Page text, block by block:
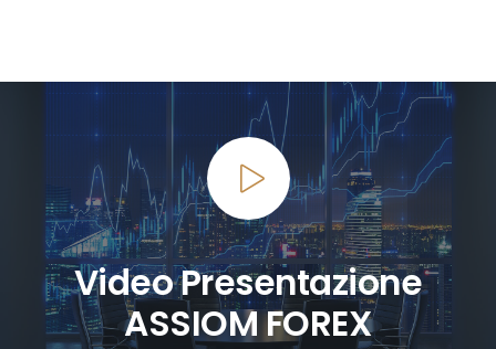
Video Presentazione
ASSIOM FOREX